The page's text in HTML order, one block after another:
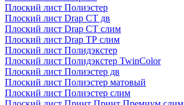
Плоский лист Полиэстер
Плоский лист Drap СТ дв
Плоский лист Drap СТ слим
Плоский лист Drap ТР слим
Плоский лист Полидэкстер
Плоский лист Полидэкстер TwinColor
Плоский лист Полиэстер дв
Плоский лист Полиэстер матовый
Плоский лист Полиэстер слим